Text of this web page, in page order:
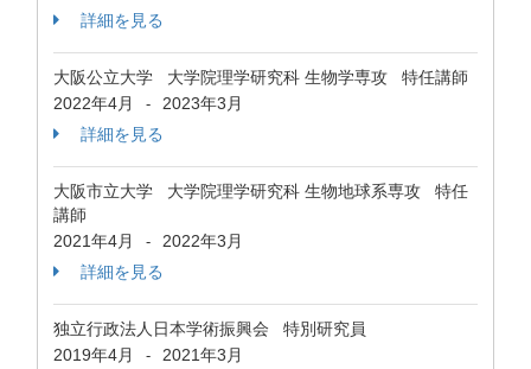
詳細を見る
大阪公立大学 大学院理学研究科 生物学専攻 特任講師
2022年4月
-
2023年3月
詳細を見る
大阪市立大学 大学院理学研究科 生物地球系専攻 特任
講師
2021年4月
-
2022年3月
詳細を見る
独立行政法人日本学術振興会 特別研究員
2019年4月
-
2021年3月